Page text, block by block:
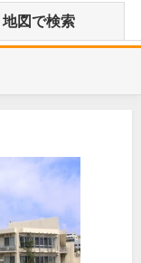
地図で検索